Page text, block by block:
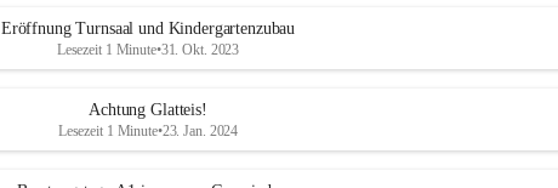
Eröffnung Turnsaal und Kindergartenzubau
Lesezeit 1 Minute•31. Okt. 2023
Achtung Glatteis!
Lesezeit 1 Minute•23. Jan. 2024